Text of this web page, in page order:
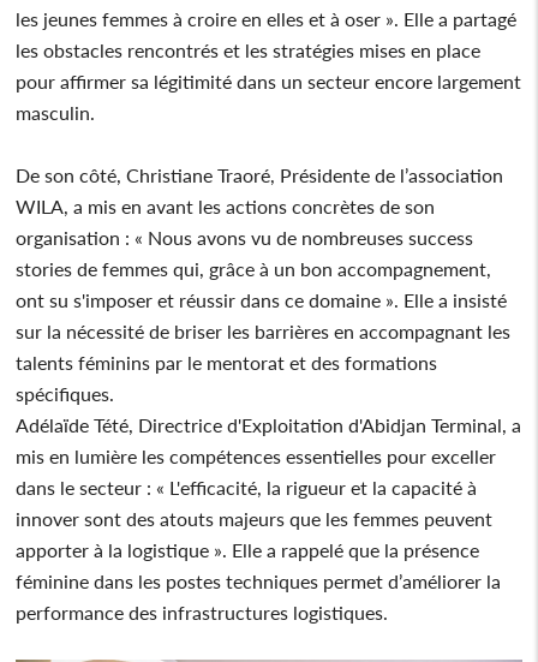
les jeunes femmes à croire en elles et à oser ». Elle a partagé
les obstacles rencontrés et les stratégies mises en place
pour affirmer sa légitimité dans un secteur encore largement
masculin.
De son côté, Christiane Traoré, Présidente de l’association
WILA, a mis en avant les actions concrètes de son
organisation : « Nous avons vu de nombreuses success
stories de femmes qui, grâce à un bon accompagnement,
ont su s'imposer et réussir dans ce domaine ». Elle a insisté
sur la nécessité de briser les barrières en accompagnant les
talents féminins par le mentorat et des formations
spécifiques.
Adélaïde Tété, Directrice d'Exploitation d'Abidjan Terminal, a
mis en lumière les compétences essentielles pour exceller
dans le secteur : « L'efficacité, la rigueur et la capacité à
innover sont des atouts majeurs que les femmes peuvent
apporter à la logistique ». Elle a rappelé que la présence
féminine dans les postes techniques permet d’améliorer la
performance des infrastructures logistiques.